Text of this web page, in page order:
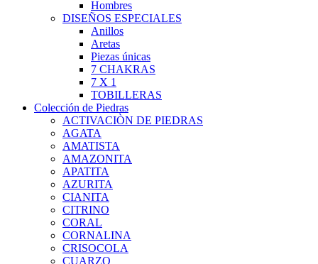
Hombres
DISEÑOS ESPECIALES
Anillos
Aretas
Piezas únicas
7 CHAKRAS
7 X 1
TOBILLERAS
Colección de Piedras
ACTIVACIÒN DE PIEDRAS
AGATA
AMATISTA
AMAZONITA
APATITA
AZURITA
CIANITA
CITRINO
CORAL
CORNALINA
CRISOCOLA
CUARZO